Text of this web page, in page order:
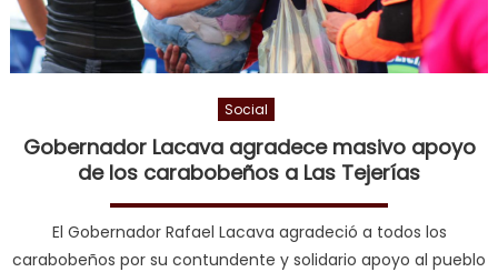
Social
Gobernador Lacava agradece masivo apoyo
de los carabobeños a Las Tejerías
El Gobernador Rafael Lacava agradeció a todos los
carabobeños por su contundente y solidario apoyo al pueblo